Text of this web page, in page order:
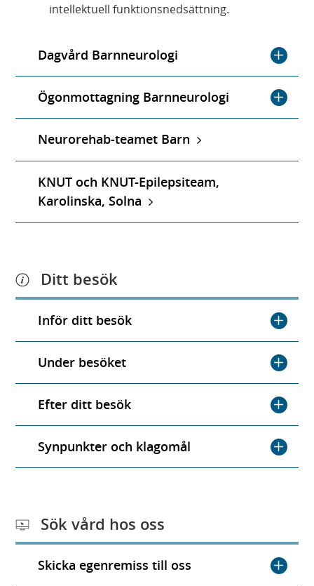
intellektuell funktionsnedsättning.
Dagvård Barnneurologi
Ögonmottagning Barnneurologi
Neurorehab-teamet Barn
KNUT och KNUT-Epilepsiteam,
Karolinska, Solna
Ditt besök
Inför ditt besök
Under besöket
Efter ditt besök
Synpunkter och klagomål
Sök vård hos oss
Skicka egenremiss till oss